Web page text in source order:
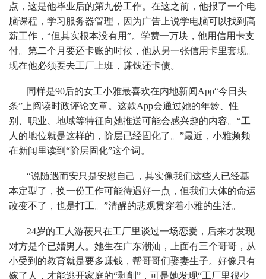
点，这是他毕业后的第九份工作。在这之前，他报了一个电
脑课程，学习服务器管理，因为广告上说学电脑可以找到高
薪工作，“但其实根本没有用”。学费一万块，他用信用卡支
付。第二个月要还卡账的时候，他从另一张信用卡里套现。
现在他必须要去工厂上班，赚钱还卡债。
同样是90后的女工小雅最喜欢在内地新闻App“今日头
条”上阅读时政评论文章。这款App会通过她的年龄、性
别、职业、地域等特征向她推送可能会感兴趣的内容。“工
人的地位就是这样的，阶层已经固化了。”最近，小雅频频
在新闻里读到“阶层固化”这个词。
“说随遇而安只是安慰自己，其实像我们这些人已经基
本定型了，换一份工作可能待遇好一点，但我们大体的命运
改变不了，也是打工。”清醒的悲观贯穿着小雅的生活。
24岁的工人游莜只在工厂里谈过一场恋爱，后来才发现
对方是个已婚男人。她生在广东潮汕，上面有三个哥哥，从
小受到的教育就是要多赚钱，帮哥哥们娶妻生子。好像只有
嫁了人，才能逃开家庭的“剥削”，可是她发现“工厂里很少